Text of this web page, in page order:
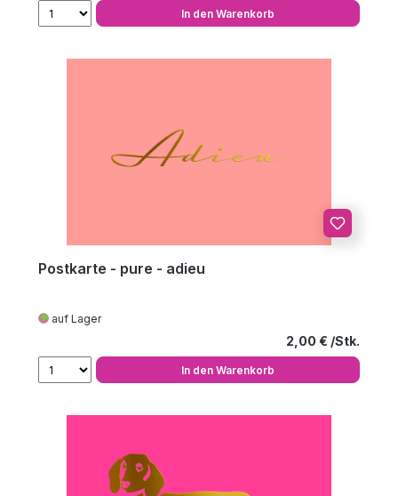
In den Warenkorb
Postkarte - pure - adieu
auf Lager
Regulärer
2,00 €
In den Warenkorb